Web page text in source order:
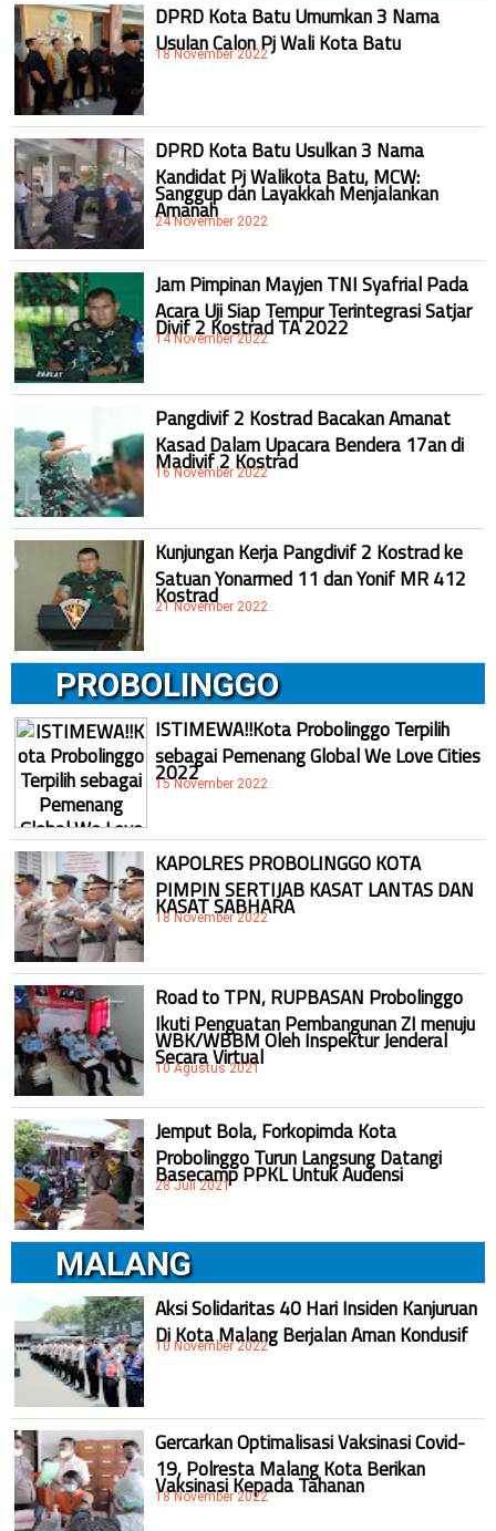
DPRD Kota Batu Umumkan 3 Nama
Usulan Calon Pj Wali Kota Batu
18 November 2022
DPRD Kota Batu Usulkan 3 Nama
Kandidat Pj Walikota Batu, MCW:
Sanggup dan Layakkah Menjalankan
Amanah
24 November 2022
Jam Pimpinan Mayjen TNI Syafrial Pada
Acara Uji Siap Tempur Terintegrasi Satjar
Divif 2 Kostrad TA 2022
14 November 2022
Pangdivif 2 Kostrad Bacakan Amanat
Kasad Dalam Upacara Bendera 17an di
Madivif 2 Kostrad
16 November 2022
Kunjungan Kerja Pangdivif 2 Kostrad ke
Satuan Yonarmed 11 dan Yonif MR 412
Kostrad
21 November 2022
PROBOLINGGO
ISTIMEWA!!Kota Probolinggo Terpilih
sebagai Pemenang Global We Love Cities
2022
15 November 2022
KAPOLRES PROBOLINGGO KOTA
PIMPIN SERTIJAB KASAT LANTAS DAN
KASAT SABHARA
18 November 2022
Road to TPN, RUPBASAN Probolinggo
Ikuti Penguatan Pembangunan ZI menuju
WBK/WBBM Oleh Inspektur Jenderal
Secara Virtual
10 Agustus 2021
Jemput Bola, Forkopimda Kota
Probolinggo Turun Langsung Datangi
Basecamp PPKL Untuk Audensi
28 Juli 2021
MALANG
Aksi Solidaritas 40 Hari Insiden Kanjuruan
Di Kota Malang Berjalan Aman Kondusif
10 November 2022
Gercarkan Optimalisasi Vaksinasi Covid-
19, Polresta Malang Kota Berikan
Vaksinasi Kepada Tahanan
18 November 2022